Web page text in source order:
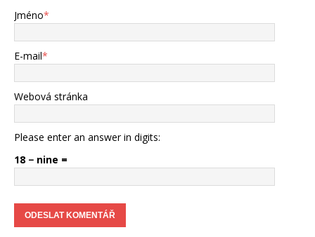
Jméno*
E-mail*
Webová stránka
Please enter an answer in digits:
18 − nine =